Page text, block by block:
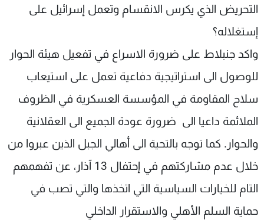
التحريض الذي يكرس الانقسام وتعمل إسرائيل على
إستغلاله؟
واكد جنبلاط على ضرورة الاسراع في تفعيل هيئة الحوار
للوصول الى استراتيجية دفاعية تعمل على استيعاب
سلاح المقاومة في المؤسسة العسكرية في الظروف
الملائمة داعيا الى ضرورة عودة الجميع الى العقلانية
والحوار. كما توجه بالتحية الى أهالي الجبل الذين عبروا من
خلال عدم مشاركتهم في إحتفال 13 آذار، عن تفهمهم
التام للخيارات السياسية التي اتخذها والتي تصب في
حماية السلم الأهلي والاستقرار الداخلي